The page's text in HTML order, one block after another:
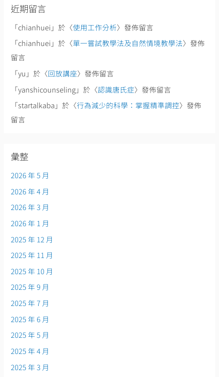
近期留言
「chianhuei 」於〈使用工作分析〉發佈留言
「chianhuei 」於〈單一嘗試教學法及自然情境教學法〉發佈
留言
「yu 」於〈回放講座〉發佈留言
「yanshicounseling」於〈認識唐氏症〉發佈留言
「startalkaba 」於〈行為減少的科學：掌握精準調控〉發佈
留言
彙整
2026 年 5 月
2026 年 4 月
2026 年 3 月
2026 年 1 月
2025 年 12 月
2025 年 11 月
2025 年 10 月
2025 年 9 月
2025 年 7 月
2025 年 6 月
2025 年 5 月
2025 年 4 月
2025 年 3 月